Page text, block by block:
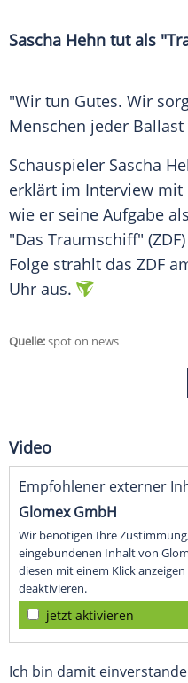
Sascha Hehn tut als
"Wir tun Gutes. Wir
Menschen jeder
Schauspieler Sascha
erklärt im Interview mit
wie er seine Aufgabe
"Das Traumschiff" (ZDF
Folge strahlt das ZDF
Uhr aus.
Quelle:spot on news
Video
Empfohlener externer
Glomex GmbH
Wir benötigen Ihre
eingebundenen Inhalt von
diesen mit einem Klick
deaktivieren.
jetzt aktivieren
Ich bin damit